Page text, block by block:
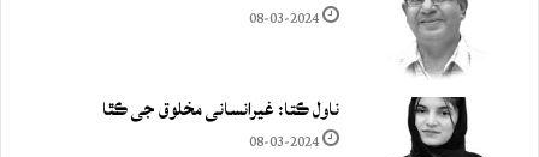
08-03-2024
ناول ڪتا: غيرانساني مخلوق جي ڪٿا
08-03-2024